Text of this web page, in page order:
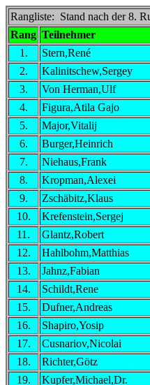
Rangliste: Stand nach der 8.
Rang Teilnehmer
1.
Stern,René
2.
Kalinitschew,Sergey
3.
Von Herman,Ulf
4.
Figura,Atila Gajo
5.
Major,Vitalij
6.
Burger,Heinrich
7.
Niehaus,Frank
8.
Kropman,Alexei
9.
Zschäbitz,Klaus
10.
Krefenstein,Sergej
11.
Glantz,Robert
12.
Hahlbohm,Matthias
13.
Jahnz,Fabian
14.
Schildt,Rene
15.
Dufner,Andreas
16.
Shapiro,Yosip
17.
Cusnariov,Nicolai
18.
Richter,Götz
19.
Kupfer,Michael,Dr.